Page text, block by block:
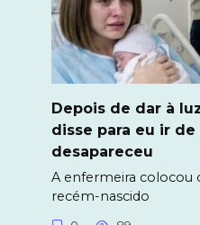
Depois de dar à
disse para eu ir
desapareceu
A enfermeira colocou
recém-nascido